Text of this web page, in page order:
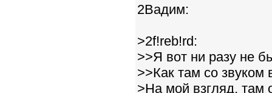
2Вадим:
>2f!reb!rd:
>>Я вот ни разу не
>>Как там со звуком
>На мой взгляд, там